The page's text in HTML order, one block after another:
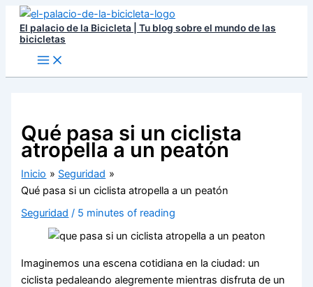
contenido
El palacio de la Bicicleta | Tu blog sobre el mundo de las
bicicletas
Qué pasa si un ciclista
atropella a un peatón
Inicio
Seguridad
Qué pasa si un ciclista atropella a un peatón
Seguridad / 5 minutes of reading
Imaginemos una escena cotidiana en la ciudad: un
ciclista pedaleando alegremente mientras disfruta de un